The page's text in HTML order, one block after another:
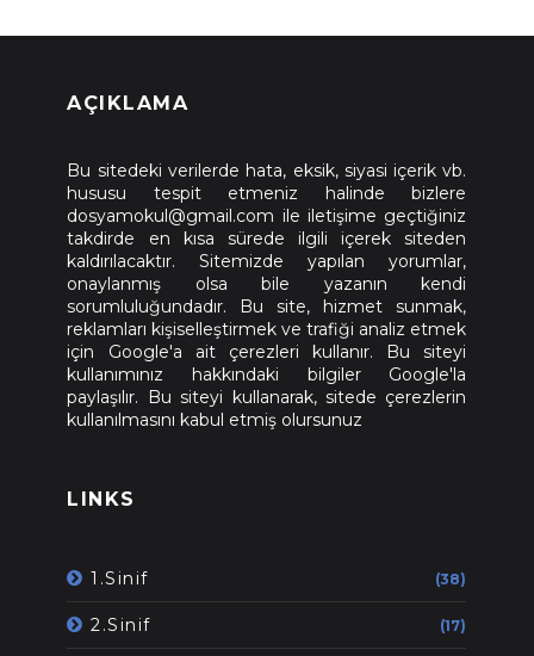
AÇIKLAMA
Bu sitedeki verilerde hata, eksik, siyasi içerik vb.
hususu tespit etmeniz halinde bizlere
dosyamokul@gmail.com ile iletişime geçtiğiniz
takdirde en kısa sürede ilgili içerek siteden
kaldırılacaktır. Sitemizde yapılan yorumlar,
onaylanmış olsa bile yazanın kendi
sorumluluğundadır. Bu site, hizmet sunmak,
reklamları kişiselleştirmek ve trafiği analiz etmek
için Google'a ait çerezleri kullanır. Bu siteyi
kullanımınız hakkındaki bilgiler Google'la
paylaşılır. Bu siteyi kullanarak, sitede çerezlerin
kullanılmasını kabul etmiş olursunuz
LINKS
1.Sinif (38)
2.Sinif (17)